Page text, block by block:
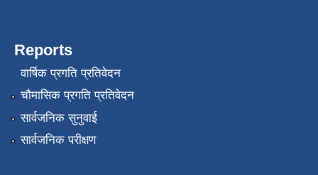
Reports
वार्षिक प्रगति प्रतिवेदन
चौमासिक प्रगति प्रतिवेदन
सार्वजनिक सुनुवाई
सार्वजनिक परीक्षण